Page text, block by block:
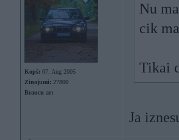
Kopš: 07. Aug 2005
Ziņojumi: 27800
Braucu ar:
Nu
cik
Tikai
Ja